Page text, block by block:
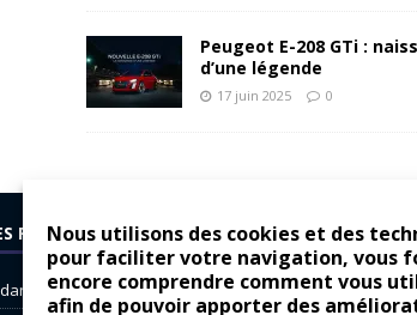
Nous utilisons des cookies et des
pour faciliter votre navigation, vous
encore comprendre comment vous
afin de pouvoir apporter des
Peugeot E-208 GTi :
d’une légende
17 juin 2025 0
RÉCENTS
Dacia Sandero : pour les gens vrais